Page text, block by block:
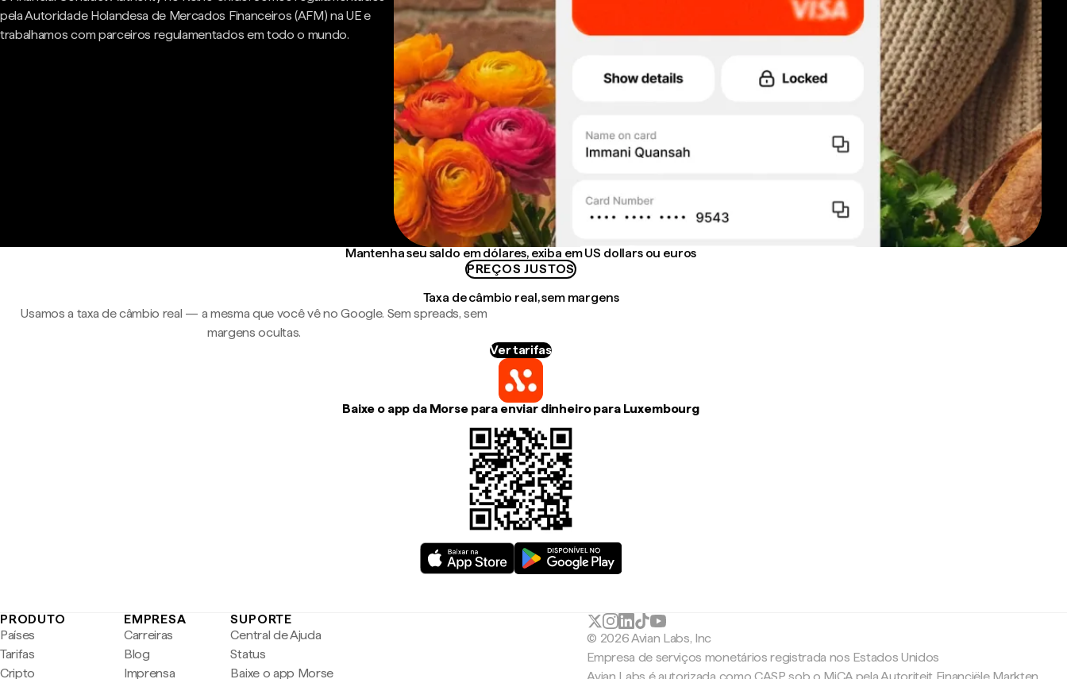
pela Autoridade Holandesa de Mercados Financeiros (AFM) na UE e
trabalhamos com parceiros regulamentados em todo o mundo.
Mantenha seu saldo em dólares, exiba em US dollars ou euros
PREÇOS JUSTOS
Taxa de câmbio real, sem margens
Usamos a taxa de câmbio real — a mesma que você vê no Google. Sem spreads, sem
margens ocultas.
Ver tarifas
Baixe o app da Morse para enviar dinheiro para Luxembourg
PRODUTO
Países
Tarifas
Cripto
EMPRESA
Carreiras
Blog
Imprensa
SUPORTE
Central de Ajuda
Status
Baixe o app Morse
© 2026 Avian Labs, Inc
Empresa de serviços monetários registrada nos Estados Unidos